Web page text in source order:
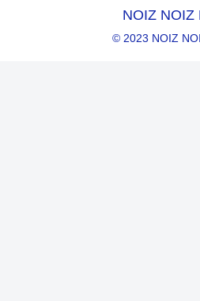
NOIZ NOIZ
© 2023 NOIZ